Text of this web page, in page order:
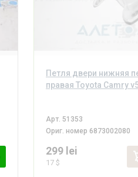
Петля двери нижняя
правая Toyota Camry
Арт. 51353
Ориг. номер 6873002080
299 lei
17 $